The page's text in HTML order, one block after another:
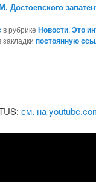
в рубрикеНовости,Это
закладкипостоянную
см. на